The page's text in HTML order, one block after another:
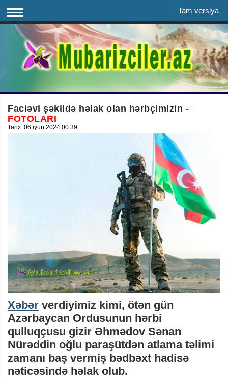
Tam versiya
Faciəvi şəkildə həlak olan hərbçimizin -
FOTOLARI
Tarix: 06 iyun 2024 00:39
Xəbər verdiyimiz kimi, ötən gün
Azərbaycan Ordusunun hərbi
qulluqçusu gizir Əhmədov Sənan
Nürəddin oğlu paraşütdən atlama təlimi
zamanı baş vermiş bədbəxt hadisə
nəticəsində həlak olub.